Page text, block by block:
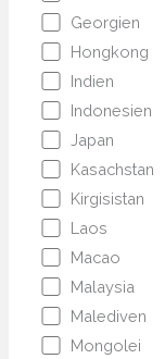
Georgien
Hongkong
Indien
Indonesien
Japan
Kasachstan
Kirgisistan
Laos
Macao
Malaysia
Malediven
Mongolei